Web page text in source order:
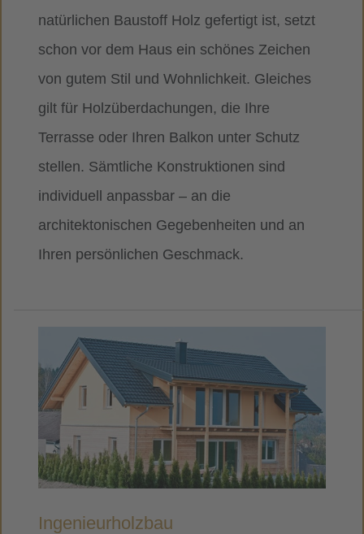
natürlichen Baustoff Holz gefertigt ist, setzt
schon vor dem Haus ein schönes Zeichen
von gutem Stil und Wohnlichkeit. Gleiches
gilt für Holzüberdachungen, die Ihre
Terrasse oder Ihren Balkon unter Schutz
stellen. Sämtliche Konstruktionen sind
individuell anpassbar – an die
architektonischen Gegebenheiten und an
Ihren persönlichen Geschmack.
Ingenieurholzbau